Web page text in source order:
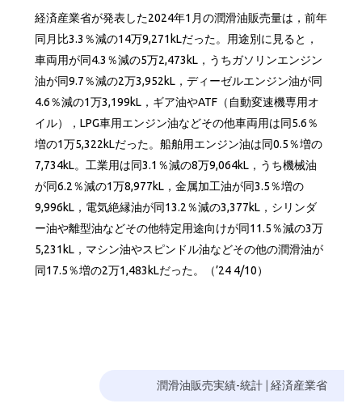
経済産業省が発表した2024年1月の潤滑油販売量は，前年
同月比3.3％減の14万9,271kLだった。用途別に見ると，
車両用が同4.3％減の5万2,473kL，うちガソリンエンジン
油が同9.7％減の2万3,952kL，ディーゼルエンジン油が同
4.6％減の1万3,199kL，ギア油やATF（自動変速機専用オ
イル），LPG車用エンジン油などその他車両用は同5.6％
増の1万5,322kLだった。船舶用エンジン油は同0.5％増の
7,734kL。工業用は同3.1％減の8万9,064kL，うち機械油
が同6.2％減の1万8,977kL，金属加工油が同3.5％増の
9,996kL，電気絶縁油が同13.2％減の3,377kL，シリンダ
ー油や離型油などその他特定用途向けが同11.5％減の3万
5,231kL，マシン油やスピンドル油などその他の潤滑油が
同17.5％増の2万1,483kLだった。（’24 4/10）
潤滑油販売実績-統計| 経済産業省